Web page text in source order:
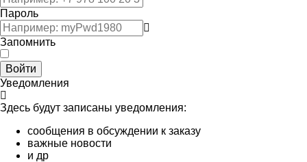
Пароль
Запомнить
Войти
Уведомления
Здесь будут записаны уведомления:
сообщения в обсуждении к заказу
важные новости
и др